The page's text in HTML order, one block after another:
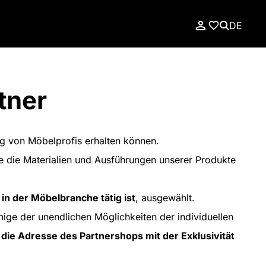
DE
von Möbelprofis erhalten können.
Materialien und Ausführungen unserer Produkte
der Möbelbranche tätig ist, ausgewählt.
der unendlichen Möglichkeiten der individuellen
Adresse des Partnershops mit der Exklusivität